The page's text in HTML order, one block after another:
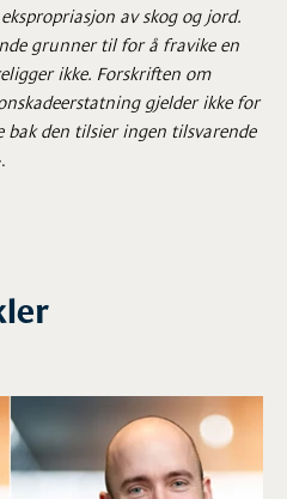
av skog og jord.
grunner til for å fravike en
ikke. Forskriften om
gjelder ikke for
bak den tilsier ingen tilsvarende